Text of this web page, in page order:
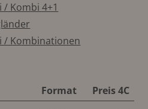
Kombi 4+1
/ Kombinationen
Format Preis 4C